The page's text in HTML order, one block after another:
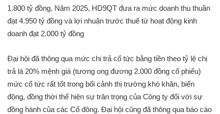
1.800 tỷ đồng. Năm 2025, HD9QT đưa ra mức doanh thu thuần
đạt 4.950 tỷ đồng và lợi nhuận trước thuế từ hoạt động kinh
doanh đạt 2.000 tỷ đồng
Đại hội đã thông qua mức chi trả cổ tức bằng tiền theo tỷ lệ chị
trả là 20% mệnh giá (tương ong đương 2.000 đồng cổ phiếu)
mức cổ tức rất tốt trong bối cảnh thị trường khó khăn, biến
động, đồng thời thể hiện sự trân trọng của Công ty đối với sự
đồng hành của các Cổ đông. Đại hội cũng đã thông qua báo cáo